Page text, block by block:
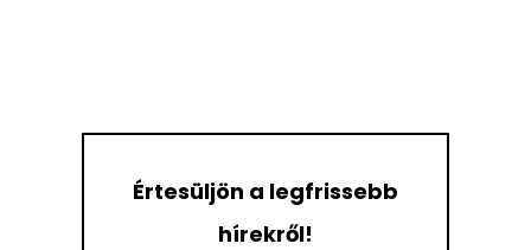
Értesüljön a legfrissebb
hírekről!